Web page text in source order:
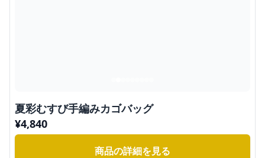
夏彩むすび手編みカゴバッグ
¥4,840
商品の詳細を見る